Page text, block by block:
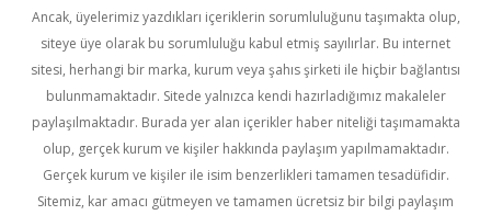
Ancak, üyelerimiz yazdıkları içeriklerin sorumluluğunu taşımakta olup,
siteye üye olarak bu sorumluluğu kabul etmiş sayılırlar. Bu internet
sitesi, herhangi bir marka, kurum veya şahıs şirketi ile hiçbir bağlantısı
bulunmamaktadır. Sitede yalnızca kendi hazırladığımız makaleler
paylaşılmaktadır. Burada yer alan içerikler haber niteliği taşımamakta
olup, gerçek kurum ve kişiler hakkında paylaşım yapılmamaktadır.
Gerçek kurum ve kişiler ile isim benzerlikleri tamamen tesadüfidir.
Sitemiz, kar amacı gütmeyen ve tamamen ücretsiz bir bilgi paylaşım